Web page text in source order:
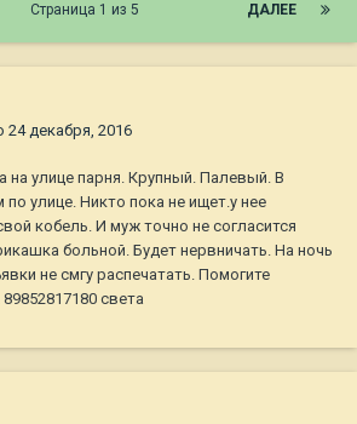
ДАЛЕЕ
Страница 1 из 5
24 декабря, 2016
на улице парня. Крупный. Палевый. В
улице. Никто пока не ищет.у нее
кобель. И муж точно не согласится
больной. Будет нервничать. На ночь
не смгу распечатать. Помогите
света